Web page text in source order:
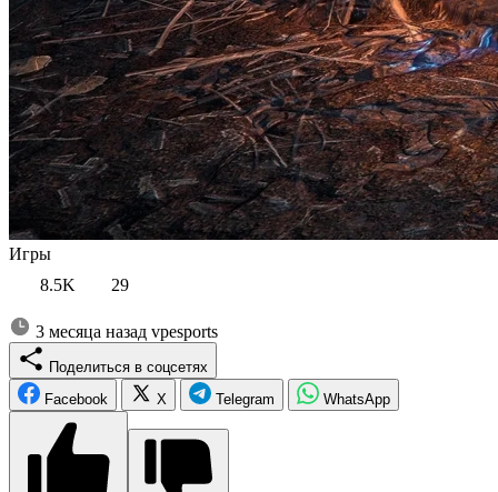
Игры
8.5K
29
3 месяца назад vpesports
Поделиться в соцсетях
Facebook
X Telegram WhatsApp